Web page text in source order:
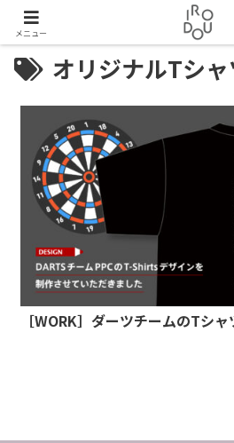
オリジナルTシャ
［WORK］ダーツチームのTシ
メニュー